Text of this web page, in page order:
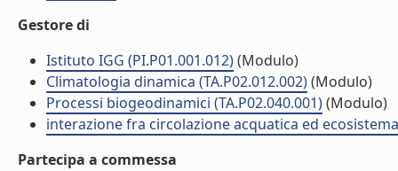
Gestore di
Istituto IGG (PI.P01.001.012)(Modulo)
Climatologia dinamica (TA.P02.012.002)(Modulo)
Processi biogeodinamici (TA.P02.040.001)(Modulo)
interazione fra circolazione acquatica ed ecosistema
Partecipa a commessa